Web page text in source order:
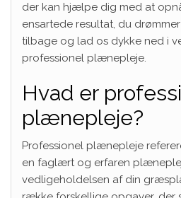
der kan hjælpe dig med at
ensartede resultat, du
tilbage og lad os dykke ned i
professionel plænepleje.
Hvad er
plænepleje?
Professionel plænepleje
en faglært og erfaren
vedligeholdelsen af din